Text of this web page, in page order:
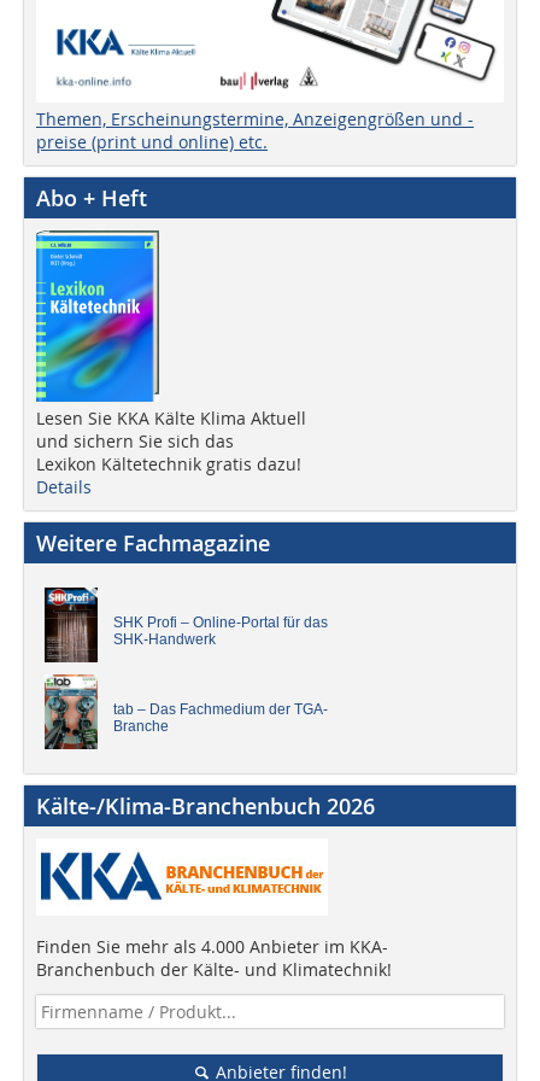
Themen, Erscheinungstermine, Anzeigengrößen und -
preise (print und online) etc.
Abo + Heft
Lesen Sie KKA Kälte Klima Aktuell
und sichern Sie sich das
Lexikon Kältetechnik gratis dazu!
Details
Weitere Fachmagazine
SHK Profi – Online-Portal für das
SHK-Handwerk
tab – Das Fachmedium der TGA-
Branche
Kälte-/Klima-Branchenbuch 2026
Finden Sie mehr als 4.000 Anbieter im KKA-
Branchenbuch der Kälte- und Klimatechnik!
Anbieter finden!